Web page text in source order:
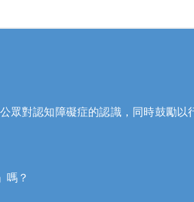
眾對認知障礙症的認識，同時鼓勵以
嗎？